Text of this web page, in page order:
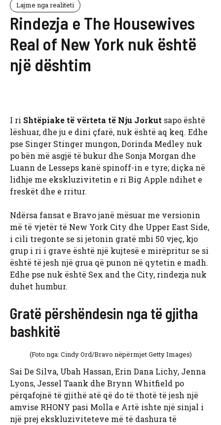
Lajme nga realiteti
Rindezja e The Housewives
Real of New York nuk është
një dështim
I ri Shtëpiake të vërteta të Nju Jorkut sapo është
lëshuar, dhe ju e dini çfarë, nuk është aq keq. Edhe
pse Singer Stinger mungon, Dorinda Medley nuk
po bën më asgjë të bukur dhe Sonja Morgan dhe
Luann de Lesseps kanë spinoff-in e tyre; diçka në
lidhje me ekskluzivitetin e ri Big Apple ndihet e
freskët dhe e rritur.
Ndërsa fansat e Bravo janë mësuar me versionin
më të vjetër të New York City dhe Upper East Side,
i cili tregonte se si jetonin gratë mbi 50 vjeç, kjo
grup i ri i grave është një kujtesë e mirëpritur se si
është të jesh një grua që punon në qytetin e madh.
Edhe pse nuk është Sex and the City, rindezja nuk
duhet humbur.
Gratë përshëndesin nga të gjitha
bashkitë
(Foto nga: Cindy Ord/Bravo nëpërmjet Getty Images)
Sai De Silva, Ubah Hassan, Erin Dana Lichy, Jenna
Lyons, Jessel Taank dhe Brynn Whitfield po
përqafojnë të gjithë atë që do të thotë të jesh një
amvise RHONY pasi Molla e Artë ishte një sinjal i
një prej ekskluziviteteve më të dashura të